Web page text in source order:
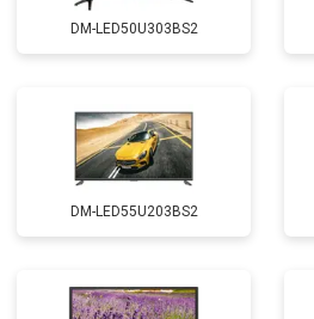
DM-LED50U303BS2
DM-LED55U203BS2